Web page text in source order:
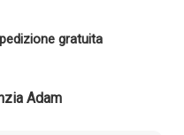
gratuita
Adam